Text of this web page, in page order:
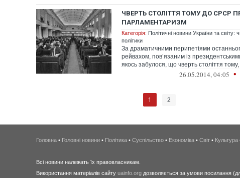
ЧВЕРТЬ СТОЛІТТЯ ТОМУ ДО СРСР
ПАРЛАМЕНТАРИЗМ
Категорія: Політичні новини України та світу:
політики
За драматичними перипетіями
рейвахом, пов’язаним із
якось забулося, що чверть століття
26.05.2014, 04:05 •
1 2
Головна • Головні новини • Політика • Суспільство • Економіка • Світ • Культура
Всі новини належать їх правовласникам.
Використання матеріалів сайту uainfo.org дозволяється за умови посилання